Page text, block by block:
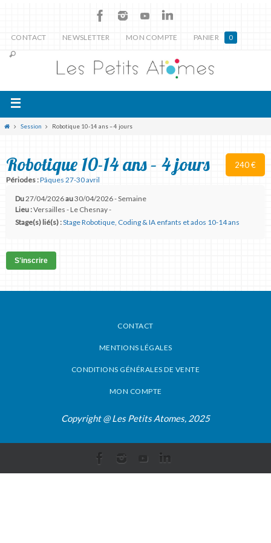
CONTACT NEWSLETTER MON COMPTE PANIER 0
Session Robotique 10-14 ans – 4 jours
240 €
Robotique 10-14 ans – 4 jours
Périodes :Pâques 27-30 avril
Du27/04/2026au30/04/2026 - Semaine
Lieu :Versailles - Le Chesnay -
Stage(s) lié(s) :Stage Robotique, Coding & IA enfants et ados 10-14 ans
S'inscrire
CONTACT
MENTIONS LÉGALES
CONDITIONS GÉNÉRALES DE VENTE
MON COMPTE
Copyright @ Les Petits Atomes, 2025